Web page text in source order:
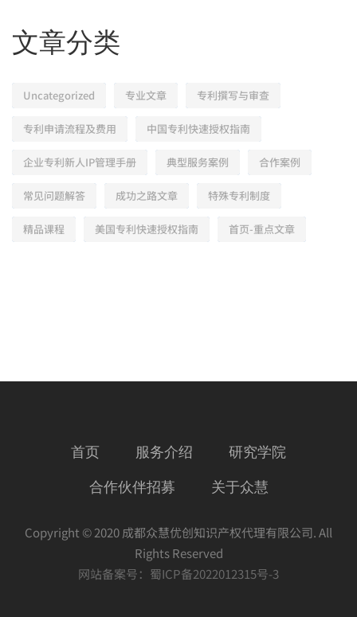
文章分类
Uncategorized 专业文章 专利撰写与审查
专利申请流程及费用 中国专利快速授权指南
企业专利新人IP管理手册 典型服务案例 合作案例
常见问题解答 成功之路文章 特殊专利制度
精品课程 美国专利快速授权指南 首页-重点文章
首页 服务介绍 研究学院
合作伙伴招募 关于众慧
Copyright © 2020 成都众慧优创知识产权代理有限公司. All
Rights Reserved
网站备案号： 蜀ICP备2022012315号-3